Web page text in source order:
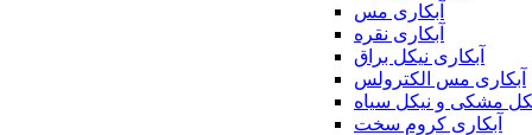
آبکاری مس
آبکاری نقره
آبکاری نیکل براق
آبکاری مس الکترولس
مشکی و نیکل سیاه
آبکاری کروم سخت